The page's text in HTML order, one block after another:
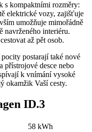
s kompaktními rozměry:
elektrické vozy, zajišťuje
umožňuje mimořádně
navrženého interiéru.
až pět osob.
postarají také nové
přístrojové desce nebo
k vnímání vysoké
okamžik Vaší cesty.
ID.3
58 kWh